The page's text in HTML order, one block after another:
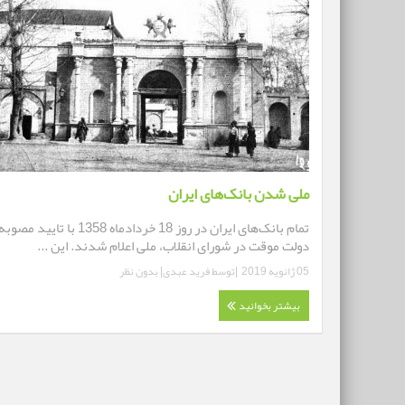
ملی شدن بانک‌های ایران
تمام بانک‌های ایران در روز 18 خردادماه 1358 با تایید
دولت موقت در شورای انقلاب، ملی اعلام شدند. این ...
05 ژانویه 2019 |توسطفرید عبدی|بدون نظر
بیشتر بخوانید